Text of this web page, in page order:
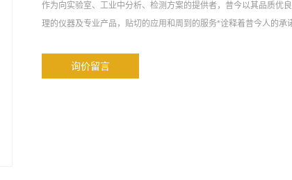
作为向实验室、工业中分析、检测方案的提供者，昔今以其品质优
理的仪器及专业产品，贴切的应用和周到的服务*诠释着昔今人的承
询价留言